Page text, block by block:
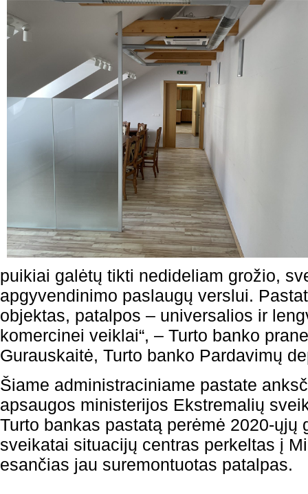
puikiai galėtų tikti nedideliam grožio,
apgyvendinimo paslaugų verslui.
objektas, patalpos – universalios ir
komercinei veiklai“, – Turto banko
Gurauskaitė, Turto banko Pardavimų
Šiame administraciniame pastate
apsaugos ministerijos Ekstremalių
Turto bankas pastatą perėmė 2020-ųjų
sveikatai situacijų centras perkeltas į
esančias jau suremontuotas patalpas.